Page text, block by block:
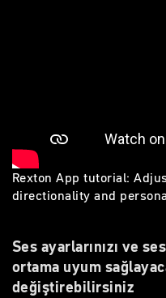
Rexton App tutorial:
directionality and
Ses ayarlarınızı ve
ortama uyum
değiştirebilirsiniz